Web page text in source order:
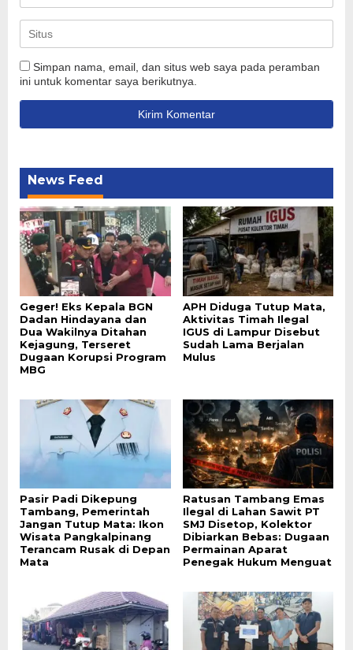
Simpan nama, email, dan situs web saya pada peramban
ini untuk komentar saya berikutnya.
News Feed
Geger! Eks Kepala BGN
Dadan Hindayana dan
Dua Wakilnya Ditahan
Kejagung, Terseret
Dugaan Korupsi Program
MBG
APH Diduga Tutup Mata,
Aktivitas Timah Ilegal
IGUS di Lampur Disebut
Sudah Lama Berjalan
Mulus
Pasir Padi Dikepung
Tambang, Pemerintah
Jangan Tutup Mata: Ikon
Wisata Pangkalpinang
Terancam Rusak di Depan
Mata
Ratusan Tambang Emas
Ilegal di Lahan Sawit PT
SMJ Disetop, Kolektor
Dibiarkan Bebas: Dugaan
Permainan Aparat
Penegak Hukum Menguat